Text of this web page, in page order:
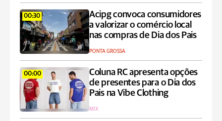
00:30
Acipg convoca consumidores
a valorizar o comércio local
nas compras de Dia dos Pais
PONTA GROSSA
00:00
Coluna RC apresenta opções
de presentes para o Dia dos
Pais na Vibe Clothing
MIX